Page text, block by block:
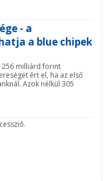
- a
a blue chipek
256 milliárd forint
ért el, ha az első
Azok nélkül 305